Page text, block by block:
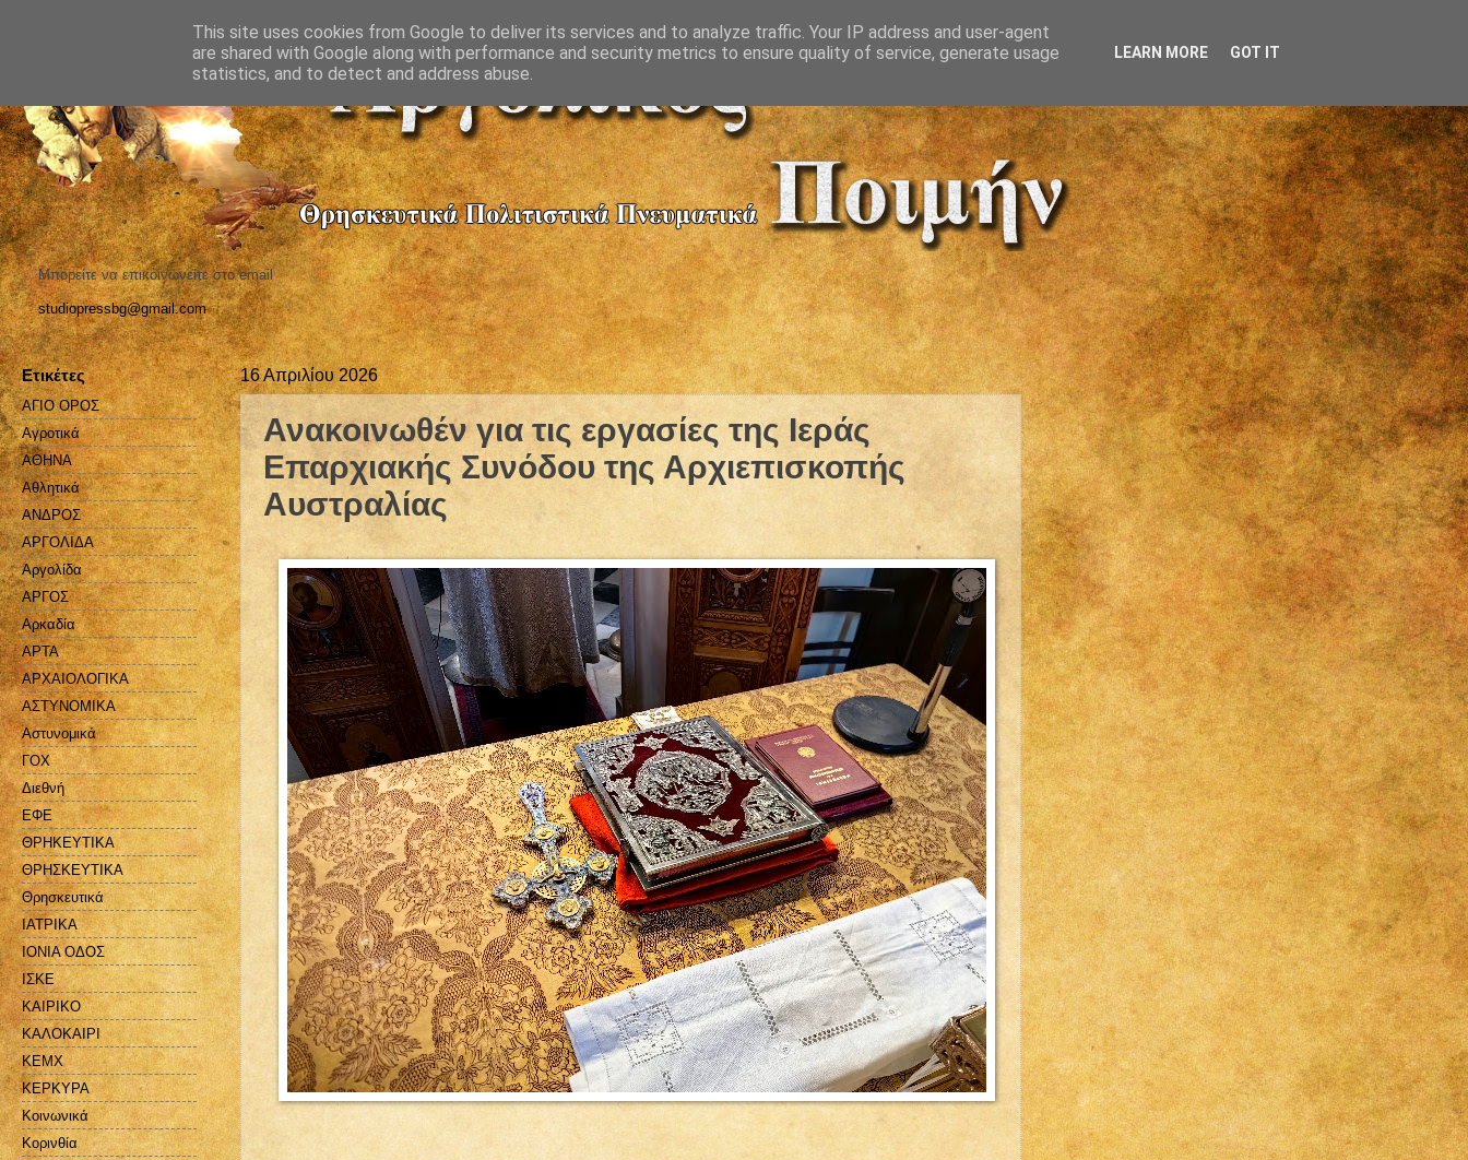
Μπορείτε να επικοινωνείτε στο email
studiopressbg@gmail.com
16 Απριλίου 2026
Ανακοινωθέν για τις εργασίες της Ιεράς
Επαρχιακής Συνόδου της Αρχιεπισκοπής
Αυστραλίας
Ετικέτες
ΑΓΙΟ ΟΡΟΣ
Αγροτικά
ΑΘΗΝΑ
Αθλητικά
ΑΝΔΡΟΣ
ΑΡΓΟΛΙΔΑ
Αργολίδα
ΑΡΓΟΣ
Αρκαδία
ΑΡΤΑ
ΑΡΧΑΙΟΛΟΓΙΚΑ
ΑΣΤΥΝΟΜΙΚΑ
Αστυνομικά
ΓΟΧ
Διεθνή
ΕΦΕ
ΘΡΗΚΕΥΤΙΚΑ
ΘΡΗΣΚΕΥΤΙΚΑ
Θρησκευτικά
ΙΑΤΡΙΚΑ
ΙΟΝΙΑ ΟΔΟΣ
ΙΣΚΕ
ΚΑΙΡΙΚΟ
ΚΑΛΟΚΑΙΡΙ
ΚΕΜΧ
ΚΕΡΚΥΡΑ
Κοινωνικά
Κορινθία
This site uses cookies from Google to deliver its services and to analyze traffic. Your IP address and user-agent
are shared with Google along with performance and security metrics to ensure quality of service, generate usage
statistics, and to detect and address abuse.
LEARN MORE GOT IT